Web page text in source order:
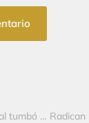
Corte Constitucional tumbó no deducibilidad de las regalías de la tributaria